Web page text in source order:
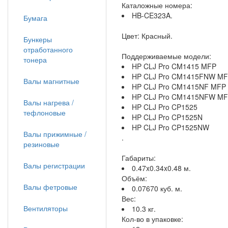
Каталожные номера:
HB-CE323A.
Цвет: Красный.
Поддерживаемые модели:
HP CLJ Pro CM1415 MFP
HP CLJ Pro CM1415FNW
HP CLJ Pro CM1415NF MFP
HP CLJ Pro CM1415NFW
HP CLJ Pro CP1525
HP CLJ Pro CP1525N
HP CLJ Pro CP1525NW
.
Габариты:
0.47x0.34x0.48 м.
Объём:
0.07670 куб. м.
Вес:
10.3 кг.
Кол-во в упаковке:
Бумага
Бункеры
отработанного
тонера
Валы магнитные
Валы нагрева /
тефлоновые
Валы прижимные /
резиновые
Валы регистрации
Валы фетровые
Вентиляторы